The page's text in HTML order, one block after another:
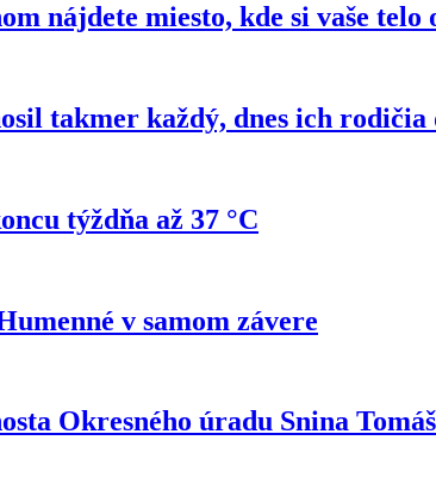
nájdete miesto, kde si vaše telo
takmer každý, dnes ich
týždňa až 37 °C
v samom závere
Okresného úradu Snina